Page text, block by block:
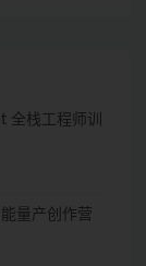
全栈工程师训
量产创作营